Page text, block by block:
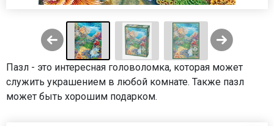
Пазл - это интересная головоломка, которая может
служить украшением в любой комнате. Также пазл
может быть хорошим подарком.